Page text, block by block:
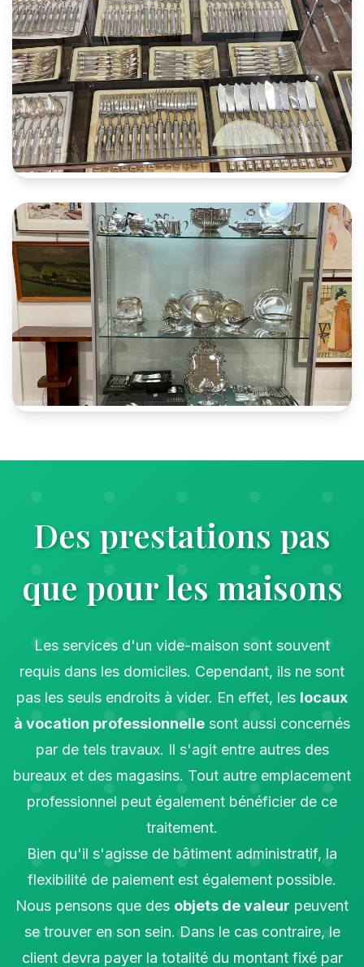
Des prestations pas
que pour les maisons
Les services d'un vide-maison sont souvent
requis dans les domiciles. Cependant, ils ne sont
pas les seuls endroits à vider. En effet, les locaux
à vocation professionnelle sont aussi concernés
par de tels travaux. Il s'agit entre autres des
bureaux et des magasins. Tout autre emplacement
professionnel peut également bénéficier de ce
traitement.
Bien qu'il s'agisse de bâtiment administratif, la
flexibilité de paiement est également possible.
Nous pensons que des objets de valeur peuvent
se trouver en son sein. Dans le cas contraire, le
client devra payer la totalité du montant fixé par